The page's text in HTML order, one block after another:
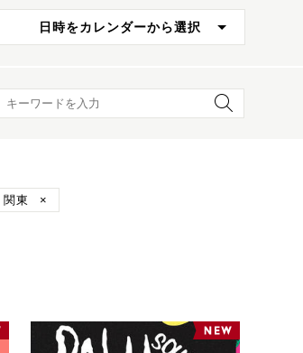
日時をカレンダーから選択
キーワード検索
関東 ×